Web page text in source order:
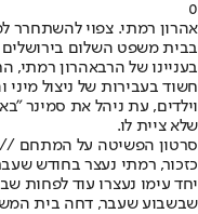
0
אהרון רמתי. צפוי להשתחרר
בבית משפט השלום בירושלים
בעניינו של הרבאהרון רמתי,
חשוד בעבירות של ניצול
וילדים, עת ניהל את סמינר
שלא ציית לו.
סרטון הפשיטה על המתחם //
כזכור, רמתי נעצר בחודש
יחד עימו נעצרו עוד לפחות
שבשבוע שעבר, דחה בית